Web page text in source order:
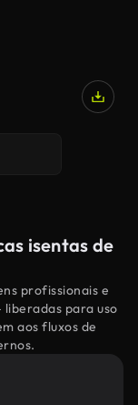
isentas de
profissionais e
para uso
aos fluxos de